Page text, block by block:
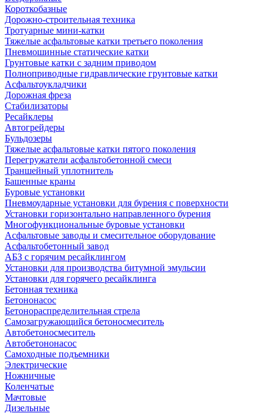
Короткобазные
Дорожно-строительная техника
Тротуарные мини-катки
Тяжелые асфальтовые катки третьего поколения
Пневмошинные статические катки
Грунтовые катки с задним приводом
Полноприводные гидравлические грунтовые катки
Асфальтоукладчики
Дорожная фреза
Стабилизаторы
Ресайклеры
Автогрейдеры
Бульдозеры
Тяжелые асфальтовые катки пятого поколения
Перегружатели асфальтобетонной смеси
Траншейный уплотнитель
Башенные краны
Буровые установки
Пневмоударные установки для бурения с поверхности
Установки горизонтально направленного бурения
Многофункциональные буровые установки
Асфальтовые заводы и смесительное оборудование
Асфальтобетонный завод
АБЗ с горячим ресайклингом
Установки для производства битумной эмульсии
Установки для горячего ресайклинга
Бетонная техника
Бетононасос
Бетонораспределительная стрела
Самозагружающийся бетоносмеситель
Автобетоносмеситель
Автобетононасос
Самоходные подъемники
Электрические
Ножничные
Коленчатые
Мачтовые
Дизельные